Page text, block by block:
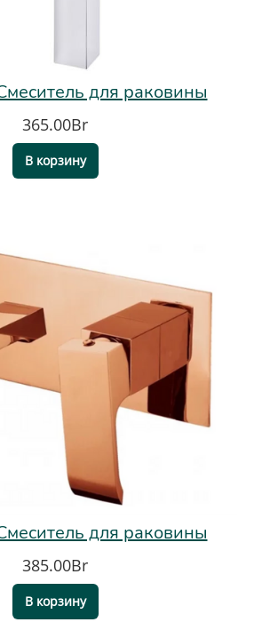
для раковины
365.00Br
В корзину
для раковины
385.00Br
В корзину